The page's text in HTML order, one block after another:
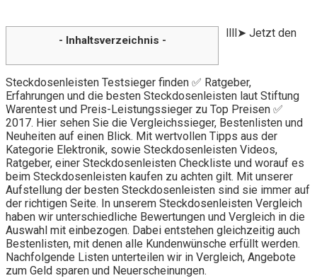
- Inhaltsverzeichnis -
llll➤ Jetzt den
Steckdosenleisten Testsieger finden ✅ Ratgeber,
Erfahrungen und die besten Steckdosenleisten laut Stiftung
Warentest und Preis-Leistungssieger zu Top Preisen ✅
2017. Hier sehen Sie die Vergleichssieger, Bestenlisten und
Neuheiten auf einen Blick. Mit wertvollen Tipps aus der
Kategorie Elektronik, sowie Steckdosenleisten Videos,
Ratgeber, einer Steckdosenleisten Checkliste und worauf es
beim Steckdosenleisten kaufen zu achten gilt. Mit unserer
Aufstellung der besten Steckdosenleisten sind sie immer auf
der richtigen Seite. In unserem Steckdosenleisten Vergleich
haben wir unterschiedliche Bewertungen und Vergleich in die
Auswahl mit einbezogen. Dabei entstehen gleichzeitig auch
Bestenlisten, mit denen alle Kundenwünsche erfüllt werden.
Nachfolgende Listen unterteilen wir in Vergleich, Angebote
zum Geld sparen und Neuerscheinungen.